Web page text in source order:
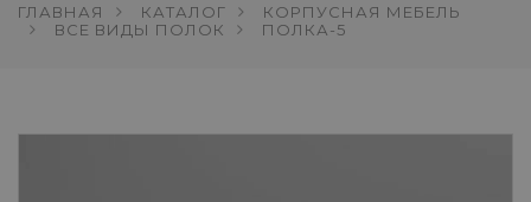
ГЛАВНАЯ КАТАЛОГ
КОРПУСНАЯ МЕБЕЛЬ
ВСЕ ВИДЫ ПОЛОК
ПОЛКА-5